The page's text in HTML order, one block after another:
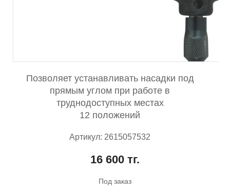
Позволяет устанавливать насадки под
прямым углом при работе в
труднодоступных местах
12 положений
Артикул: 2615057532
16 600 тг.
Под заказ